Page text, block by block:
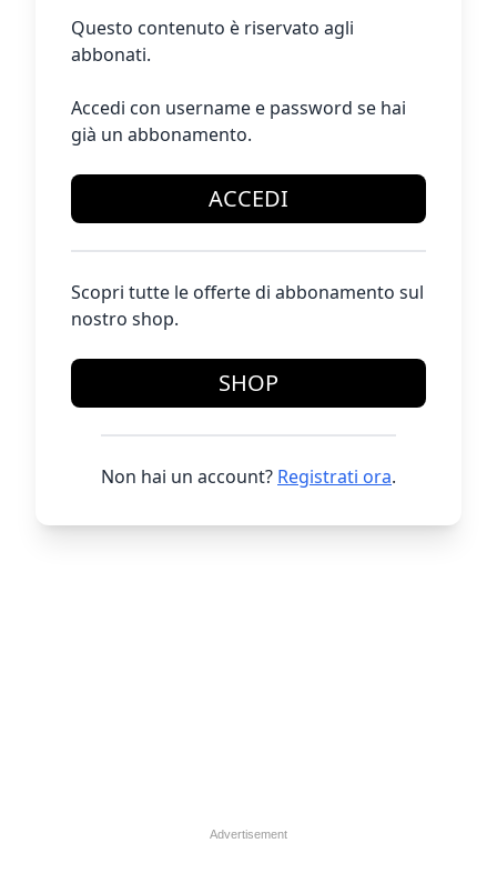
Questo contenuto è riservato agli
abbonati.
Accedi con username e password se hai
già un abbonamento.
ACCEDI
Scopri tutte le offerte di abbonamento sul
nostro shop.
SHOP
Non hai un account? Registrati ora.